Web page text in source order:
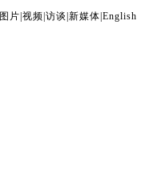
图片 视频 访谈 新媒体 English